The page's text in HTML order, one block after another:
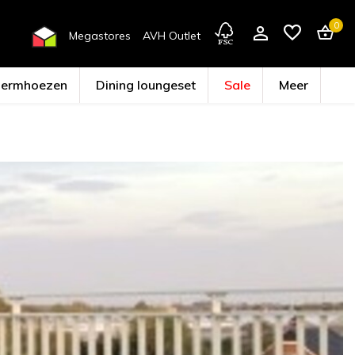
Megastores
AVH Outlet
0
Dining loungeset Sale Meer